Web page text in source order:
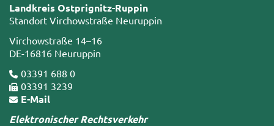
Landkreis Ostprignitz-Ruppin
Standort Virchowstraße Neuruppin
Virchowstraße 14–16
DE-16816 Neuruppin
03391 688 0
03391 3239
E-Mail
Elektronischer Rechtsverkehr